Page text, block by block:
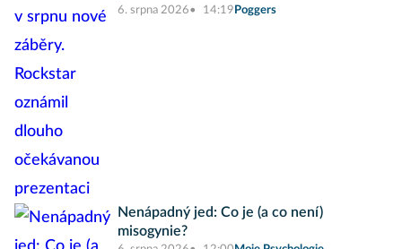
6. srpna 2026 14:19 Poggers
Nenápadný jed: Co je (a co není)
misogynie?